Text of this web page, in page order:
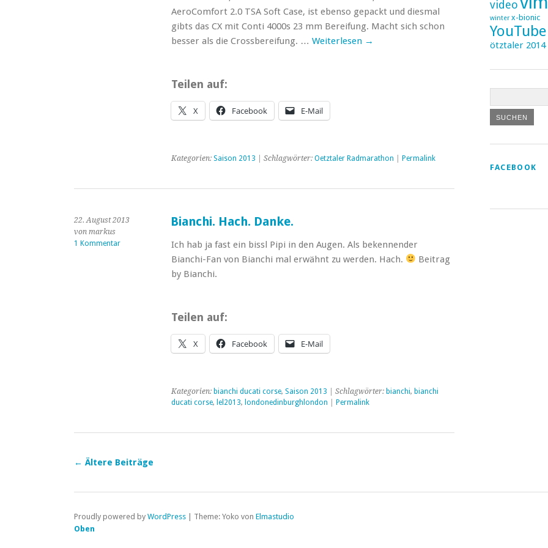
AeroComfort 2.0 TSA Soft Case, ist ebenso gepackt und diesmal
gibts das CX mit Conti 4000s 23 mm Bereifung. Macht sich schon
besser als die Crossbereifung. … Weiterlesen →
Teilen auf:
X Facebook E-Mail
Kategorien: Saison 2013 | Schlagwörter: Oetztaler Radmarathon Permalink
22. August 2013
von markus
1 Kommentar
Bianchi. Hach. Danke.
Ich hab ja fast ein bissl Pipi in den Augen. Als bekennender
Bianchi-Fan von Bianchi mal erwähnt zu werden. Hach.
Beitrag
by Bianchi.
Teilen auf:
X Facebook E-Mail
Kategorien: bianchi ducati corse, Saison 2013 | Schlagwörter: bianchi, bianchi
ducati corse, lel2013, londonedinburghlondon Permalink
← Ältere Beiträge
video
winter x-bionic
YouTube
ötztaler 2014
FACEBOOK
Proudly powered by WordPress Theme: Yoko von Elmastudio
Oben